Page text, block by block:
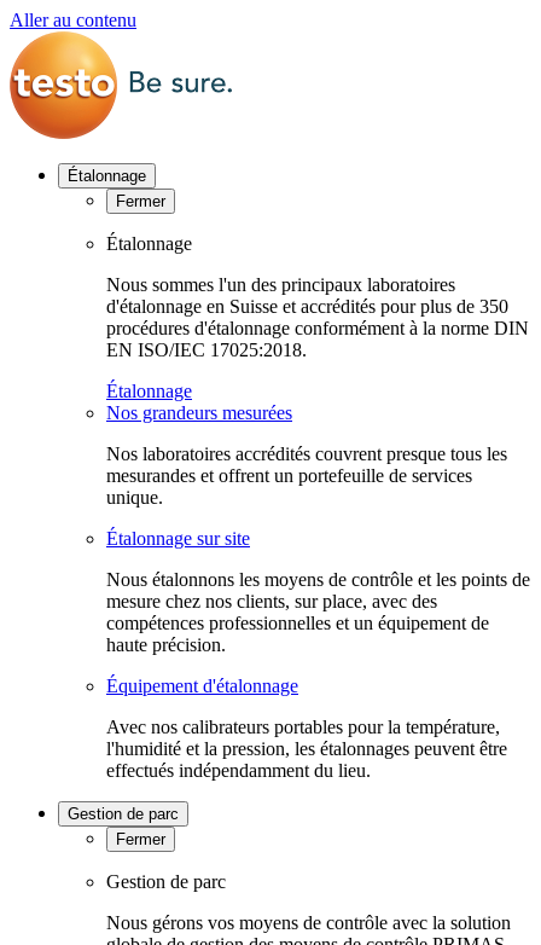
Aller au contenu
Étalonnage
Fermer
Étalonnage
Nous sommes l'un des principaux laboratoires
d'étalonnage en Suisse et accrédités pour plus de 350
procédures d'étalonnage conformément à la norme DIN
EN ISO/IEC 17025:2018.
Étalonnage
Nos grandeurs mesurées
Nos laboratoires accrédités couvrent presque tous les
mesurandes et offrent un portefeuille de services
unique.
Étalonnage sur site
Nous étalonnons les moyens de contrôle et les points de
mesure chez nos clients, sur place, avec des
compétences professionnelles et un équipement de
haute précision.
Équipement d'étalonnage
Avec nos calibrateurs portables pour la température,
l'humidité et la pression, les étalonnages peuvent être
effectués indépendamment du lieu.
Gestion de parc
Fermer
Gestion de parc
Nous gérons vos moyens de contrôle avec la solution